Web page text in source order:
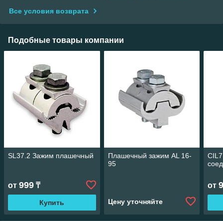
Все условия возврата
Подобные товары компании
SL37.2 Зажим плашечный
от 999 ₸
Купить
Плашечный зажим AL 16-
95
Цену уточняйте
от